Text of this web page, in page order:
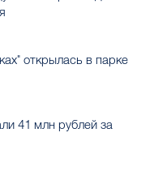
открылась в парке
41 млн рублей за